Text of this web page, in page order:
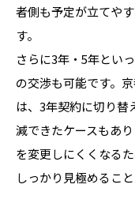
者側も予定が立てや
す。
さらに3年・5年とい
の交渉も可能です。
は、3年契約に切り替
減できたケースもあ
を変更しにくくなる
しっかり見極めるこ